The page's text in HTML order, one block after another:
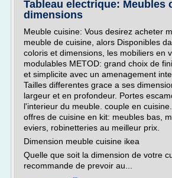
Tableau electrique: Meubles
dimensions
Meuble cuisine: Vous desirez acheter
meuble de cuisine, alors Disponibles
coloris et dimensions, les mobiliers en
modulables METOD: grand choix de
et simplicite avec un amenagement
Tailles differentes grace a ses
largeur et en profondeur. Portes
l'interieur du meuble. couple en
offres de cuisine en kit: meubles bas,
eviers, robinetteries au meilleur prix.
Dimension meuble cuisine ikea
Quelle que soit la dimension de votre
recommande de prevoir au...